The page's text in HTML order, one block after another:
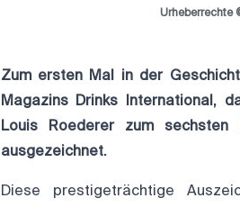
Urheberrechte
Zum ersten Mal in der
Magazins Drinks International,
Louis Roederer zum
ausgezeichnet.
Diese prestigeträchtige